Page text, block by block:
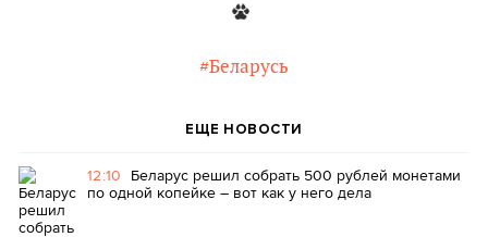
#Беларусь
ЕЩЕ НОВОСТИ
12:10 Беларус решил собрать 500 рублей монетами
по одной копейке – вот как у него дела